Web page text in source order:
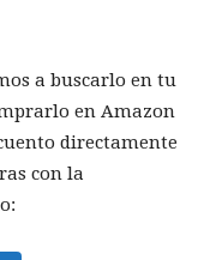
a buscarlo en tu
en Amazon
directamente
con la